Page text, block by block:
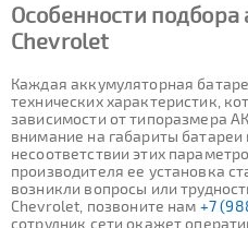
Особенности подбора
Chevrolet
Каждая аккумуляторная
технических характеристик,
зависимости от типоразмера
внимание на габариты батареи
несоответствии этих
производителя ее установка
возникли вопросы или
Chevrolet, позвоните нам +7
сотрудник сети окажет